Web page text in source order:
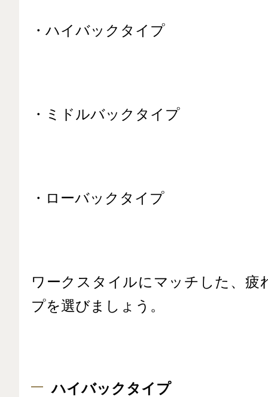
・ハイバックタイプ
・ミドルバックタイプ
・ローバックタイプ
ワークスタイルにマッチした、疲
プを選びましょう。
ハイバックタイプ